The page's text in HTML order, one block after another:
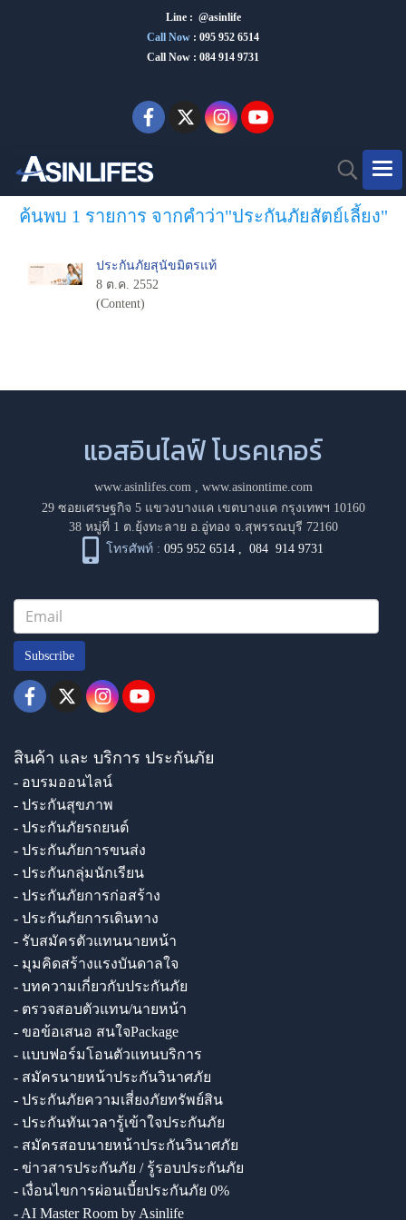
Line : @asinlife
Call Now : 095 952 6514
Call Now : 084 914 9731
ค้นพบ 1 รายการ จากคำว่า"ประกันภัยสัตย์เลี้ยง"
ประกันภัยสุนัขมิตรแท้
8 ต.ค. 2552
(Content)
แอสอินไลฟ์ โบรคเกอร์
www.asinlifes.com, www.asinontime.com
29 ซอยเศรษฐกิจ 5 แขวงบางแค เขตบางแค กรุงเทพฯ 10160
38 หมู่ที่ 1 ต.ยุ้งทะลาย อ.อู่ทอง จ.สุพรรณบุรี 72160
โทรศัพท์ : 095 952 6514 ,084 914 9731
Subscribe
สินค้า และ บริการ ประกันภัย
- อบรมออนไลน์
- ประกันสุขภาพ
- ประกันภัยรถยนต์
- ประกันภัยการขนส่ง
- ประกันกลุ่มนักเรียน
- ประกันภัยการก่อสร้าง
- ประกันภัยการเดินทาง
- รับสมัครตัวแทนนายหน้า
- มุมคิดสร้างแรงบันดาลใจ
- บทความเกี่ยวกับประกันภัย
- ตรวจสอบตัวแทน/นายหน้า
- ขอข้อเสนอ สนใจPackage
- แบบฟอร์มโอนตัวแทนบริการ
- สมัครนายหน้าประกันวินาศภัย
- ประกันภัยความเสี่ยงภัยทรัพย์สิน
- ประกันทันเวลารู้เข้าใจประกันภัย
- สมัครสอบนายหน้าประกันวินาศภัย
- ข่าวสารประกันภัย / รู้รอบประกันภัย
- เงื่อนไขการผ่อนเบี้ยประกันภัย 0%
- AI Master Room by Asinlife